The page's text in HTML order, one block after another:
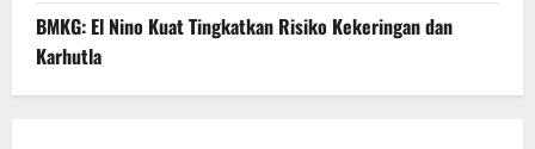
BMKG: El Nino Kuat Tingkatkan Risiko Kekeringan dan
Karhutla